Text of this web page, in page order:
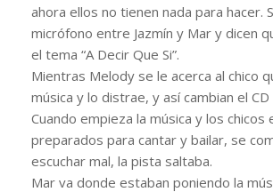
ahora ellos no tienen nada para hacer.
micrófono entre Jazmín y Mar y dicen
el tema “A Decir Que Si”.
Mientras Melody se le acerca al chico
música y lo distrae, y así cambian el
Cuando empieza la música y los chicos
preparados para cantar y bailar, se
escuchar mal, la pista saltaba.
Mar va donde estaban poniendo la